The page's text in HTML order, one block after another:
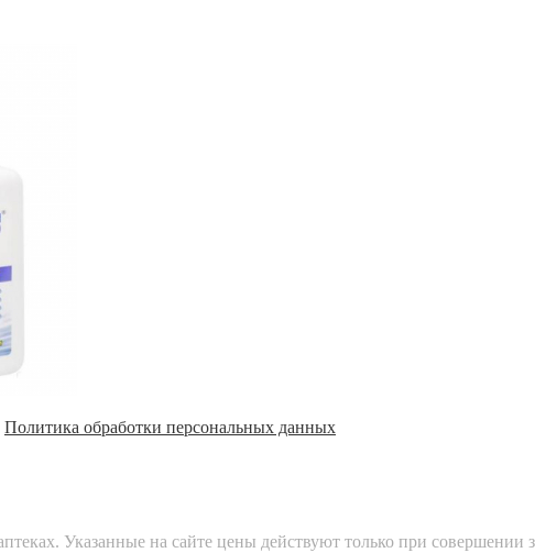
Политика обработки персональных данных
Указанные на сайте цены действуют только при